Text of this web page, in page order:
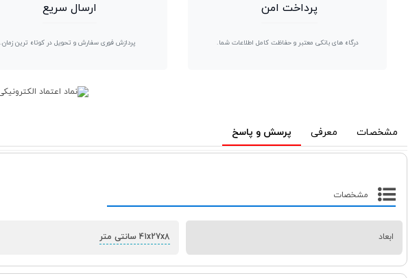
پرداخت امن
درگاه های بانکی معتبر و حفاظت کامل اطلاعات شما.
ارسال سریع
پردازش فوری سفارش و تحویل در کوتاه ترین زمان.
مشخصات معرفی پرسش و پاسخ
مشخصات
ابعاد 41x27x8 سانتی متر